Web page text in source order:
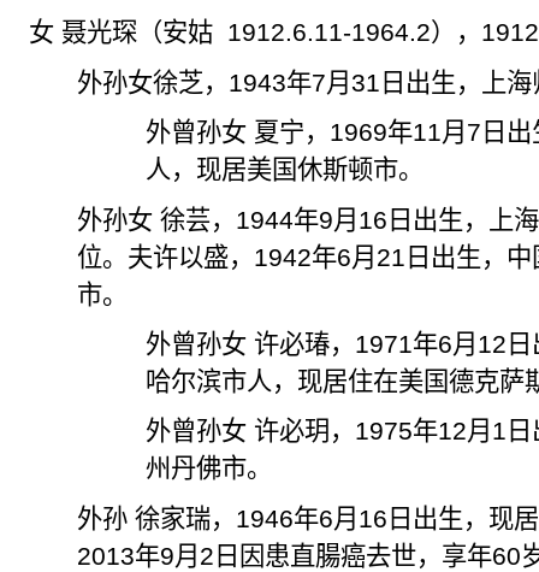
女 聂光琛（安姑 1912.6.11-1964.2）， 1912
外孙女徐芝， 1943年7月31 日出生，上
外曾孙女 夏宁， 1969年11月 7 日
人，现居美国休斯顿市。
外孙女 徐芸， 1944年9月 16 日出生，上
位。夫许以盛， 1942年6月 21 日出生，
市。
外曾孙⼥许必瑃， 1971年6⽉ 12 ⽇
哈尔滨市⼈，现居住在美国德克萨
外曾孙⼥许必玥， 1975年12⽉ 1 ⽇
州丹佛市。
外孙 徐家瑞， 1946年6月 16 日出生，现
2013年9月 2 日因患直腸癌去世，享年60